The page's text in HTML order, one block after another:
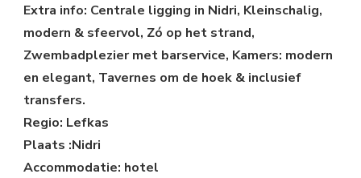
Extra info: Centrale ligging in Nidri, Kleinschalig,
modern & sfeervol, Zó op het strand,
Zwembadplezier met barservice, Kamers: modern
en elegant, Tavernes om de hoek & inclusief
transfers.
Regio: Lefkas
Plaats :Nidri
Accommodatie: hotel